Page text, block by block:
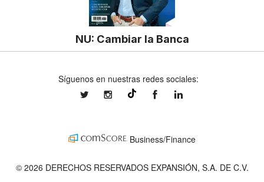
NU: Cambiar la Banca
Síguenos en nuestras redes sociales:
expansionmxexpansionmx ExpansionMex
Business/Finance
© 2026 DERECHOS RESERVADOS EXPANSIÓN, S.A. DE C.V.